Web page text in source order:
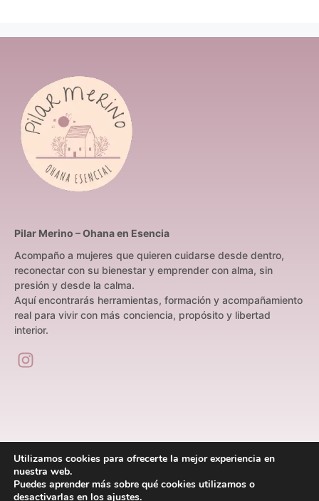
Pilar Merino – Ohana en Esencia
Acompaño a mujeres que quieren cuidarse desde dentro,
reconectar con su bienestar y emprender con alma, sin
presión y desde la calma.
Aquí encontrarás herramientas, formación y acompañamiento
real para vivir con más conciencia, propósito y libertad
interior.
Quién soyServiciosKit de aceites esenciales
Utilizamos cookies para ofrecerte la mejor experiencia en
nuestra web.
Puedes aprender más sobre qué cookies utilizamos o
desactivarlas en los ajustes.